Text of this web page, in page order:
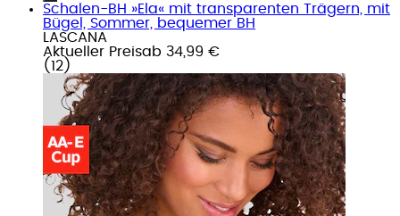
Schalen-BH »Ela« mit transparenten Trägern, mit
Bügel, Sommer, bequemer BH
LASCANA
Aktueller Preisab 34,99 €
( 12 )